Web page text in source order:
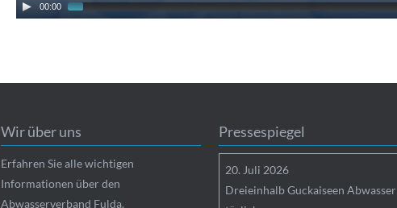
00:00
Wir über uns
Erfahren Sie alle wichtigen
Informationen über den
Abwasserverband Fulda.
Pressespiegel
20. Juli 2026
Dreieinhalb Guckaiseen Abwasser